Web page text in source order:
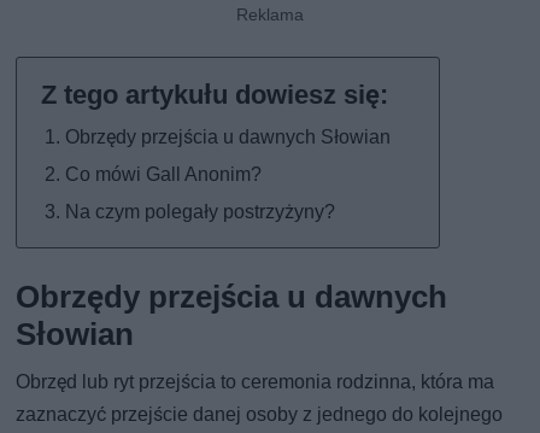
Obrzędy przejścia u dawnych Słowian
Co mówi Gall Anonim?
Na czym polegały postrzyżyny?
Obrzędy przejścia u dawnych
Słowian
Obrzęd lub ryt przejścia to ceremonia rodzinna, która ma
zaznaczyć przejście danej osoby z jednego do kolejnego